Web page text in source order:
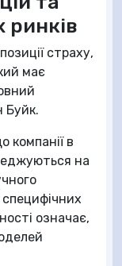
ринків
страху,
має
Буйк.
компанії в
на
означає,